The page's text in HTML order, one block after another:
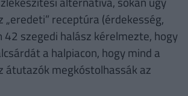
„eredeti” receptúra (érdekesség,
szegedi halász kérelmezte, hogy
a halpiacon, hogy mind a
átutazók megkóstolhassák az